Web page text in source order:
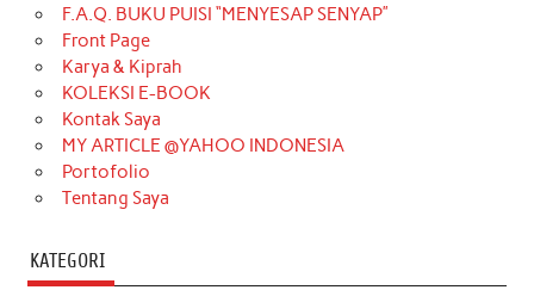
F.A.Q. BUKU PUISI “MENYESAP SENYAP”
Front Page
Karya & Kiprah
KOLEKSI E-BOOK
Kontak Saya
MY ARTICLE @YAHOO INDONESIA
Portofolio
Tentang Saya
KATEGORI